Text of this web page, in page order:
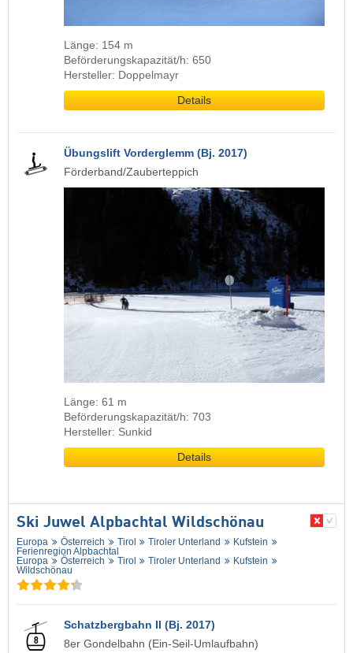
Länge: 154 m
Beförderungskapazität/h: 650
Hersteller: Doppelmayr
Details
Übungslift Vorderglemm (Bj. 2017)
Förderband/Zauberteppich
Länge: 61 m
Beförderungskapazität/h: 703
Hersteller: Sunkid
Details
Ski Juwel Alpbachtal Wildschönau
Europa Österreich Tirol Tiroler Unterland
Kufstein
Ferienregion Alpbachtal
Europa
Österreich Tirol Tiroler Unterland
Kufstein
Wildschönau
Schatzbergbahn II (Bj. 2017)
8er Gondelbahn (Ein-Seil-Umlaufbahn)